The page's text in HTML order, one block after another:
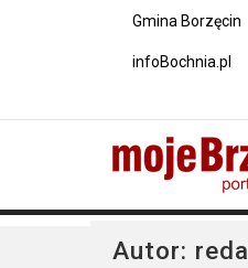
Gmina Borzęcin
infoBochnia.pl
Autor: